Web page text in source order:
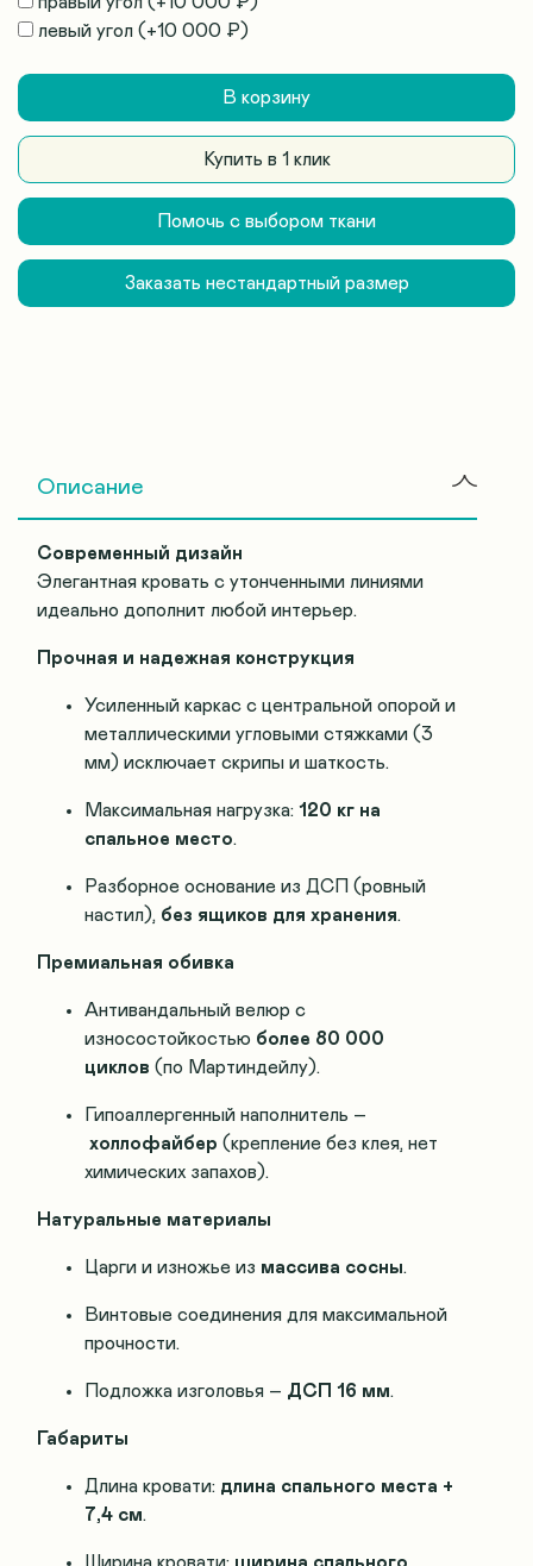
левый угол (+10 000 ₽)
В корзину
Купить в 1 клик
Помочь с выбором ткани
Заказать нестандартный размер
Описание
Современный дизайн
Элегантная кровать с утонченными линиями
идеально дополнит любой интерьер.
Прочная и надежная конструкция
Усиленный каркас с центральной опорой и
металлическими угловыми стяжками (3
мм) исключает скрипы и шаткость.
Максимальная нагрузка: 120 кг на
спальное место.
Разборное основание из ДСП (ровный
настил), без ящиков для хранения.
Премиальная обивка
Антивандальный велюр с
износостойкостью более 80 000
циклов (по Мартиндейлу).
Гипоаллергенный наполнитель –
холлофайбер (крепление без клея, нет
химических запахов).
Натуральные материалы
Царги и изножье из массива сосны.
Винтовые соединения для максимальной
прочности.
Подложка изголовья – ДСП 16 мм.
Габариты
Длина кровати: длина спального места +
7,4 см.